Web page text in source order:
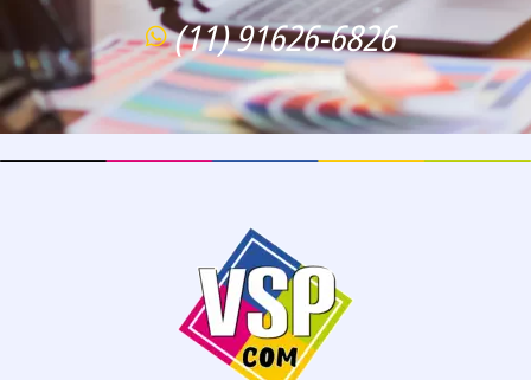
(11) 91626-6826